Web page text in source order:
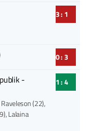
3 : 1
0 : 3
-
(22),
, Lalaina
1 : 4